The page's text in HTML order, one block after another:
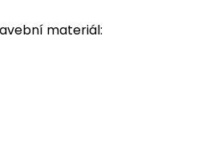
materiál: